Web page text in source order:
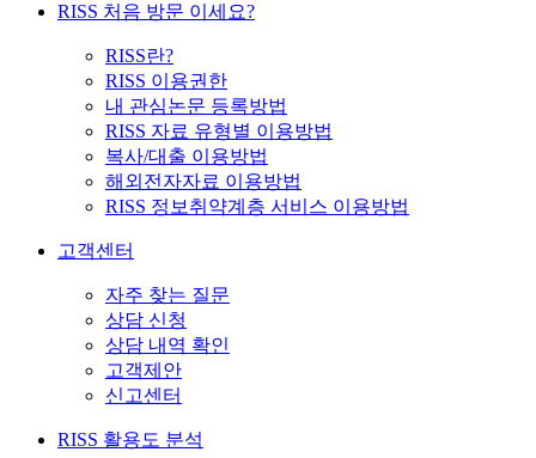
RISS 처음 방문 이세요?
RISS란?
RISS 이용권한
내 관심논문 등록방법
RISS 자료 유형별 이용방법
복사/대출 이용방법
해외전자자료 이용방법
RISS 정보취약계층 서비스 이용방법
고객센터
자주 찾는 질문
상담 신청
상담 내역 확인
고객제안
신고센터
RISS 활용도 분석